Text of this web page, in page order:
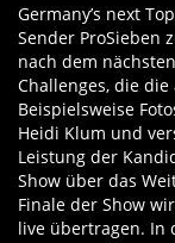
Germany’s next
Sender ProSieben
nach dem
Challenges, die
Beispielsweise
Heidi Klum und
Leistung der
Show über das
Finale der Show
live übertragen. In